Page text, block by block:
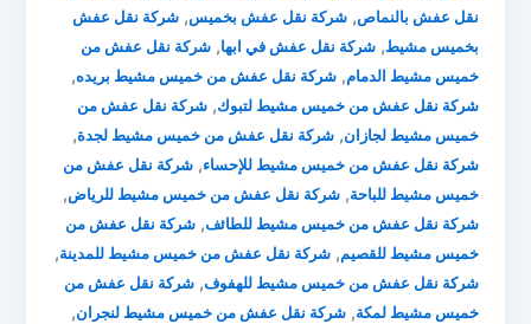
نقل عفش بالنماص,شركة نقل عفش بخميس,شركة نقل عفش
بخميس مشيط,شركة نقل عفش في ابها,شركة نقل عفش من
خميس مشيط الدمام,شركة نقل عفش من خميس مشيط بريده,
شركة نقل عفش من خميس مشيط لتبوك,شركة نقل عفش من
خميس مشيط لجازان,شركة نقل عفش من خميس مشيط لجدة,
شركة نقل عفش من خميس مشيط للإحساء,شركة نقل عفش من
خميس مشيط للباحة,شركة نقل عفش من خميس مشيط للرياض,
شركة نقل عفش من خميس مشيط للطائف,شركة نقل عفش من
خميس مشيط للقصيم,شركة نقل عفش من خميس مشيط للمدينة,
شركة نقل عفش من خميس مشيط للهفوف,شركة نقل عفش من
خميس مشيط لمكة,شركة نقل عفش من خميس مشيط لنجران,